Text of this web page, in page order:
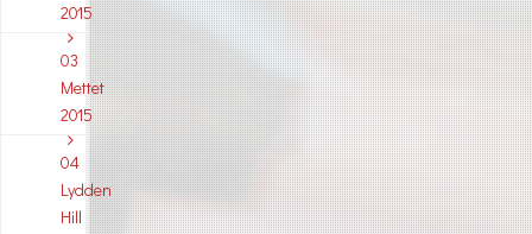
2015
03
Mettet
2015
04
Lydden
Hill